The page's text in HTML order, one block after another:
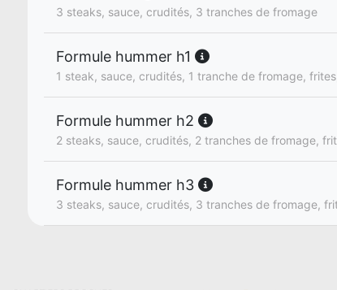
3 steaks, sauce, crudités, 3 tranches de fromage
Formule hummer h1
1 steak, sauce, crudités, 1 tranche de fromage,
Formule hummer h2
2 steaks, sauce, crudités, 2 tranches de fromage,
Formule hummer h3
3 steaks, sauce, crudités, 3 tranches de fromage,